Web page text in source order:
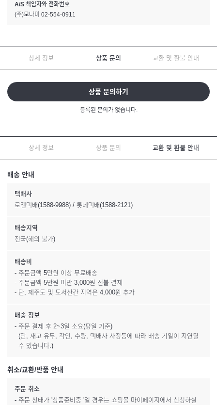
A/S 책임자와 전화번호
(주)모나미 02-554-0911
상세 정보 상품 문의 교환 및 환불 안내
상품 문의하기
등록된 문의가 없습니다.
상세 정보 상품 문의 교환 및 환불 안내
배송 안내
택배사
로젠택배(1588-9988) / 롯데택배(1588-2121)
배송지역
전국(해외 불가)
배송비
- 주문금액 5만원 이상 무료배송
- 주문금액 5만원 미만 3,000원 선불 결제
- 단, 제주도 및 도서산간 지역은 4,000원 추가
배송 정보
- 주문 결제 후 2~3일 소요(평일 기준)
(단, 재고 유무, 각인, 수량, 택배사 사정등에 따라 배송 기일이 지연될
수 있습니다.)
취소/교환/반품 안내
주문 취소
- 주문 상태가 '상품준비중 '일 경우는 쇼핑몰 마이페이지에서 신청하실